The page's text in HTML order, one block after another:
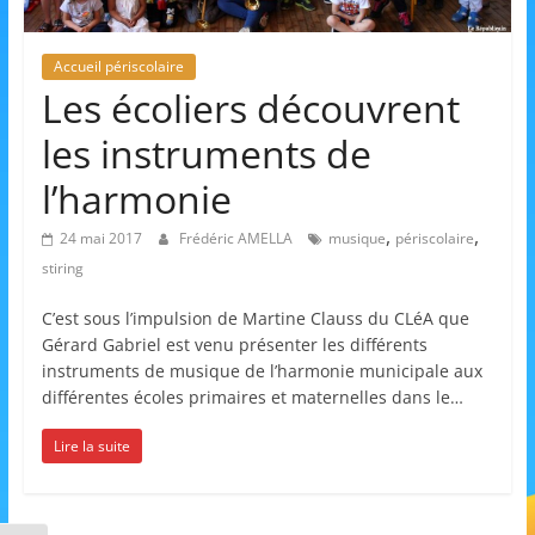
l'Animation
–
Stiring-
Wendel
L
o
Accueil périscolaire
Les écoliers découvrent
les instruments de
l’harmonie
24 mai 2017 Frédéric AMELLA musique, périscolaire,
stiring
C’est sous l’impulsion de Martine Clauss du CLéA que
Gérard Gabriel est venu présenter les différents
instruments de musique de l’harmonie municipale aux
différentes écoles primaires et maternelles dans le…
Lire la suite